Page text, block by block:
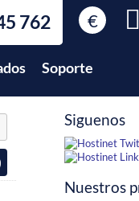
762
Soporte
€
GBP
MXN
Siguenos
Nuestros